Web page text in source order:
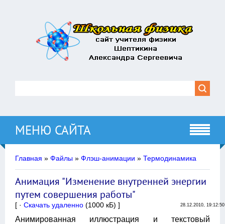
МЕНЮ САЙТА
Главная » Файлы » Флэш-анимации » Термодинамика
Анимация "Изменение внутренней энергии
путем совершения работы"
[ · Скачать удаленно (1000 кБ) ] 28.12.2010, 19:12:50
Анимированная иллюстрация и текстовый